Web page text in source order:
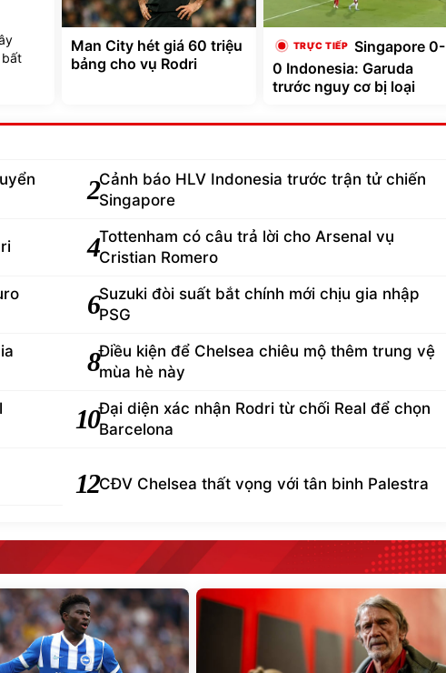
bất
Man City hét giá 60 triệu
bảng cho vụ Rodri
Singapore 0-
0 Indonesia: Garuda
trước nguy cơ bị loại
2Cảnh báo HLV Indonesia trước trận tử chiến
Singapore
4Tottenham có câu trả lời cho Arsenal vụ
Cristian Romero
6Suzuki đòi suất bắt chính mới chịu gia nhập
PSG
8Điều kiện để Chelsea chiêu mộ thêm trung vệ
mùa hè này
10Đại diện xác nhận Rodri từ chối Real để chọn
Barcelona
12CĐV Chelsea thất vọng với tân binh Palestra